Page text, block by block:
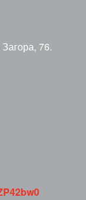
76.